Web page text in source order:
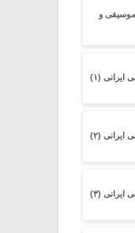
موسیقی و
ایرانی (۱)
ایرانی (۲)
ایرانی (۳)